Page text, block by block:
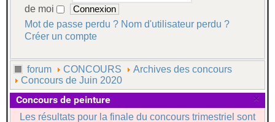
de moi
Mot de passe perdu ? Nom d'utilisateur perdu ?
Créer un compte
forum CONCOURS
Archives des concours
Concours de Juin 2020
×
Concours de peinture
Les résultats pour la finale du concours trimestriel sont